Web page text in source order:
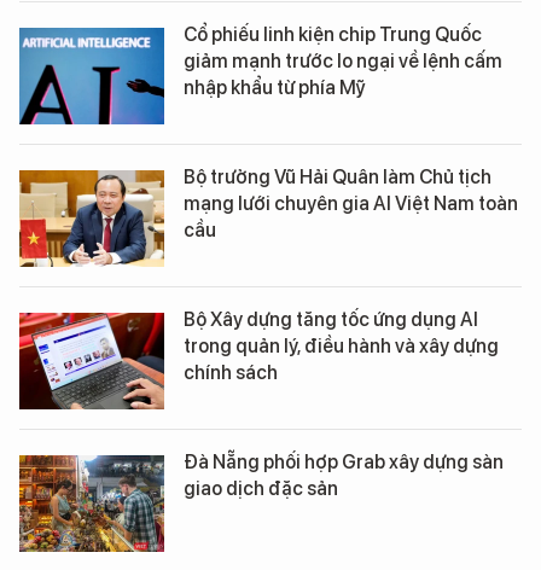
Cổ phiếu linh kiện chip Trung Quốc
giảm mạnh trước lo ngại về lệnh cấm
nhập khẩu từ phía Mỹ
Bộ trưởng Vũ Hải Quân làm Chủ tịch
mạng lưới chuyên gia AI Việt Nam toàn
cầu
Bộ Xây dựng tăng tốc ứng dụng AI
trong quản lý, điều hành và xây dựng
chính sách
Đà Nẵng phối hợp Grab xây dựng sàn
giao dịch đặc sản